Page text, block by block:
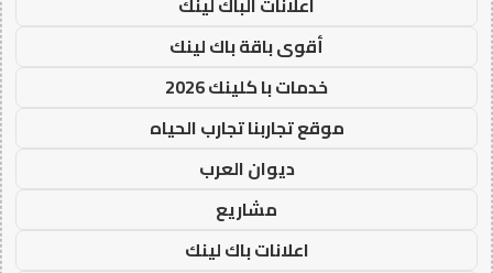
أقوى باقة باك لينك
خدمات با كلينك 2026
موقع تجاربنا تجارب الحياه
ديوان العرب
مشاريع
اعلانات باك لينك